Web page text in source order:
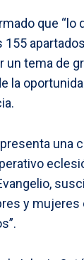
que
155
tema de
la
y